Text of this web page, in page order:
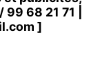
99 68 21 71
]